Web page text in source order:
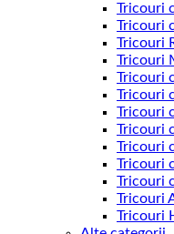
Tricouri
Tricouri
Tricouri
Tricouri
Tricouri
Tricouri
Tricouri
Tricouri
Tricouri
Tricouri
Tricouri
Tricouri
Tricouri